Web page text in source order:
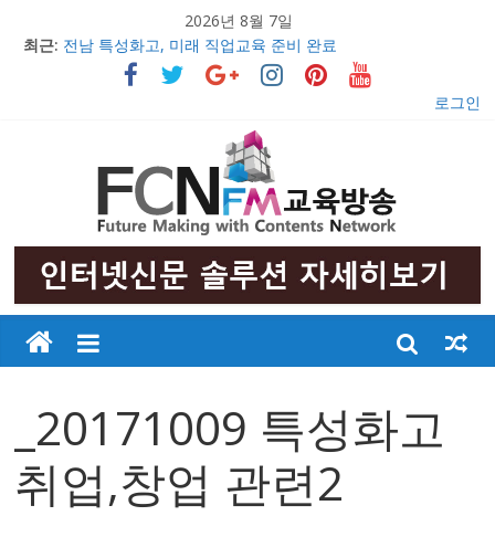
2026년 8월 7일
최근: 전남 특성화고, 미래 직업교육 준비 완료
의정부문화원, 창작무용극 ‘불멸의 영웅 안중근’ 초연 발표
충남 특성화고 학생들 취업률 해마다 증가
2017 교육감배 시·군대항 초·중 구간마라톤대회 성황리 개최
우리 아이들의 행복한 미래만들기
로그인
_20171009 특성화고
취업,창업 관련2